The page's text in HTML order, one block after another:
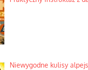
Niewygodne kulisy